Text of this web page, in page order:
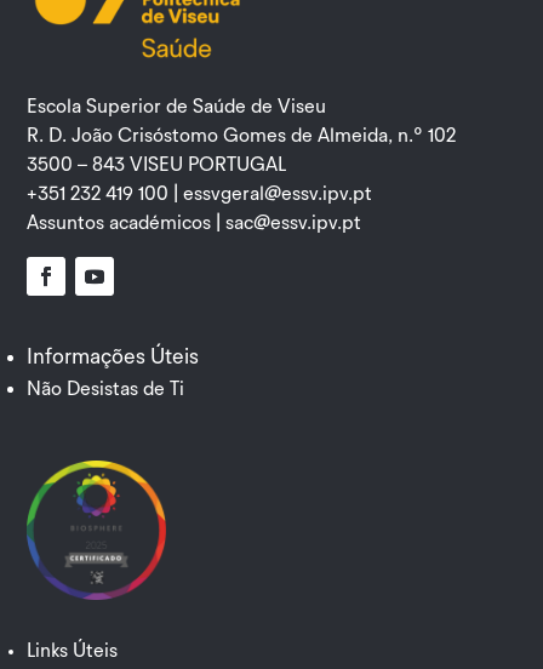
Escola Superior de Saúde de Viseu
R. D. João Crisóstomo Gomes de Almeida, n.º 102
3500 – 843 VISEU PORTUGAL
+351 232 419 100 |essvgeral@essv.ipv.pt
Assuntos académicos |sac@essv.ipv.pt
Informações Úteis
Não Desistas de Ti
Links Úteis